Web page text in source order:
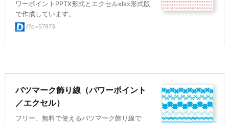
ワーポイントPPTX形式とエクセルxlsx形式版
で作成しています。
/?p=57973
バツマーク飾り線（パワーポイント
／エクセル）
フリー、無料で使えるバツマーク飾り線で